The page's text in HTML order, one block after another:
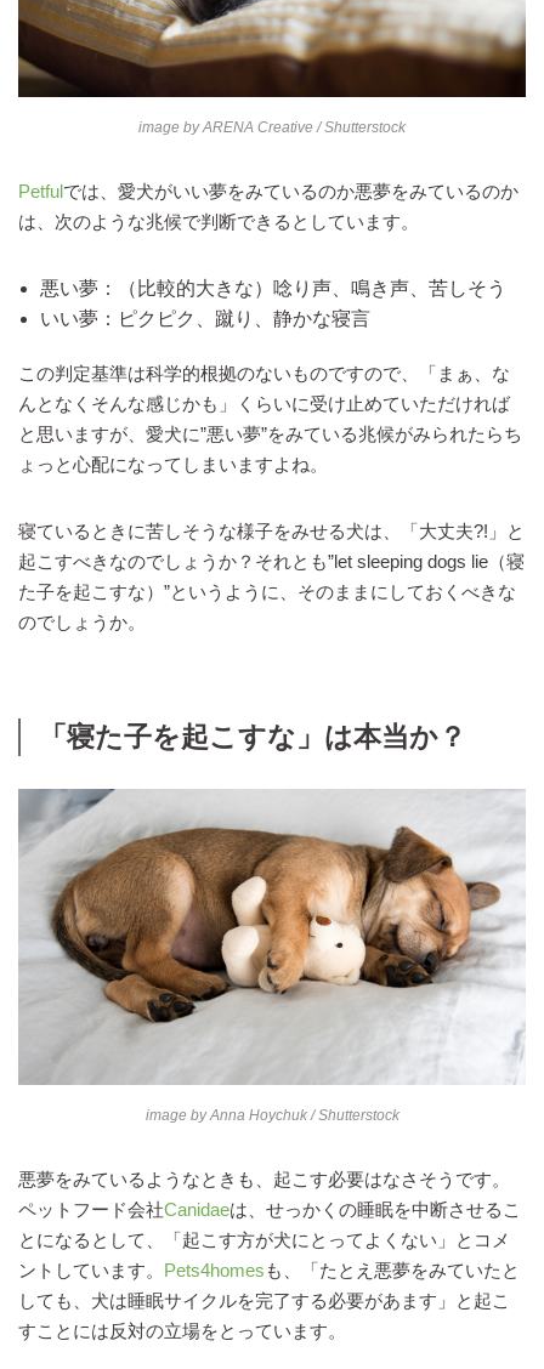
image byARENA Creative / Shutterstock
Petfulでは、愛犬がいい夢をみているのか悪夢をみているのか
は、次のような兆候で判断できるとしています。
悪い夢：（比較的大きな）唸り声、鳴き声、苦しそう
いい夢：ピクピク、蹴り、静かな寝言
この判定基準は科学的根拠のないものですので、「まぁ、な
んとなくそんな感じかも」くらいに受け止めていただければ
と思いますが、愛犬に”悪い夢”をみている兆候がみられたらち
ょっと心配になってしまいますよね。
寝ているときに苦しそうな様子をみせる犬は、「大丈夫?!」と
起こすべきなのでしょうか？それとも”let sleeping dogs lie（寝
た子を起こすな）”というように、そのままにしておくべきな
のでしょうか。
「寝た子を起こすな」は本当か？
image byAnna Hoychuk/ Shutterstock
悪夢をみているようなときも、起こす必要はなさそうです。
ペットフード会社Canidaeは、せっかくの睡眠を中断させるこ
とになるとして、「起こす方が犬にとってよくない」とコメ
ントしています。 Pets4homes も、「たとえ悪夢をみていたと
しても、犬は睡眠サイクルを完了する必要があます」と起こ
すことには反対の立場をとっています。